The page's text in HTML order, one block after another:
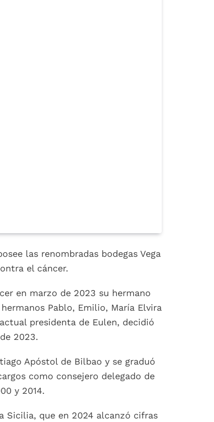
las renombradas bodegas Vega
el cáncer.
en marzo de 2023 su hermano
Pablo, Emilio, María Elvira
presidenta de Eulen, decidió
2023.
Apóstol de Bilbao y se graduó
como consejero delegado de
y 2014.
Sicilia, que en 2024 alcanzó cifras